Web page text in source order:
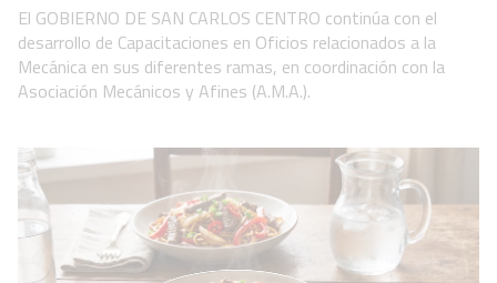
El GOBIERNO DE SAN CARLOS CENTRO continúa con el
desarrollo de Capacitaciones en Oficios relacionados a la
Mecánica en sus diferentes ramas, en coordinación con la
Asociación Mecánicos y Afines (A.M.A.).